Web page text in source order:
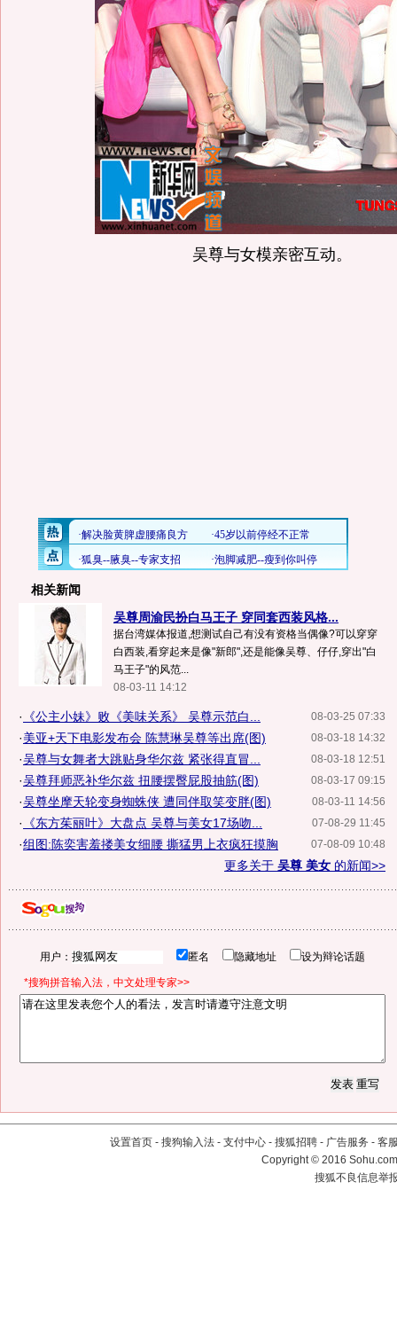
吴尊与女模亲密互动。
相关新闻
吴尊周渝民扮白马王子 穿同套西装风格...
据台湾媒体报道,想测试自己有没有资格当偶像?可以穿穿
白西装,看穿起来是像"新郎",还是能像吴尊、仔仔,穿出"白
马王子"的风范...
08-03-11 14:12
08-03-25 07:33
· 《公主小妹》败《美味关系》 吴尊示范白...
08-03-18 14:32
·美亚+天下电影发布会 陈慧琳吴尊等出席(图)
08-03-18 12:51
·吴尊与女舞者大跳贴身华尔兹 紧张得直冒...
08-03-17 09:15
·吴尊拜师恶补华尔兹 扭腰摆臀屁股抽筋(图)
08-03-11 14:56
·吴尊坐摩天轮变身蜘蛛侠 遭同伴取笑变胖(图)
07-08-29 11:45
· 《东方茱丽叶》大盘点 吴尊与美女17场吻...
07-08-09 10:48
·组图:陈奕害羞搂美女细腰 撕猛男上衣疯狂摸胸
更多关于 吴尊 美女 的新闻>>
用户： 匿名 隐藏地址 设为辩论话题
*搜狗拼音输入法，中文处理专家>>
设置首页 - 搜狗输入法 - 支付中心 - 搜狐招聘 - 广告服务 - 客
Copyright©2016
搜狐不良信息举